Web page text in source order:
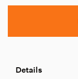
Details